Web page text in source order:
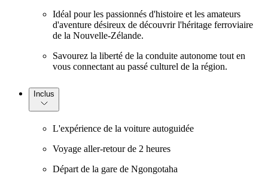
Idéal pour les passionnés d'histoire et les amateurs
d'aventure désireux de découvrir l'héritage ferroviaire
de la Nouvelle-Zélande.
Savourez la liberté de la conduite autonome tout en
vous connectant au passé culturel de la région.
Inclus
L'expérience de la voiture autoguidée
Voyage aller-retour de 2 heures
Départ de la gare de Ngongotaha